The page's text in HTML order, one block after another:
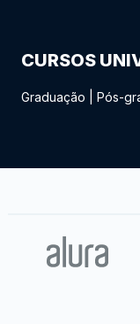
CURSOS
Graduação Pós-